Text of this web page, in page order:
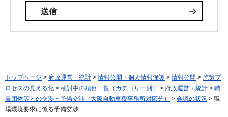
トップページ > 府政運営・統計 >情報公開・個人情報保護 >情報公開 > 施策プ
ロセスの見える化 > 検討中の項目一覧（カテゴリー別） > 府政運営・統計 > 職
員団体等との交渉・予備交渉（大阪自動車税事務所対応分）
> 会議の状況 > 職
場環境要求に係る予備交渉